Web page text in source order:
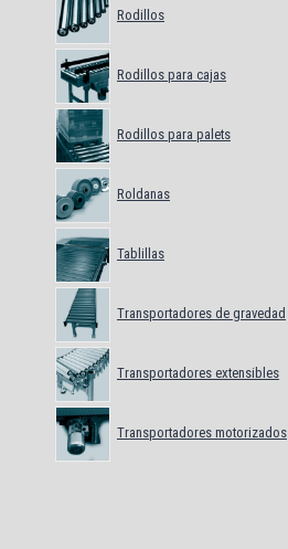
Rodillos
Rodillos para cajas
Rodillos para palets
Roldanas
Tablillas
Transportadores de gravedad
Transportadores extensibles
Transportadores motorizados